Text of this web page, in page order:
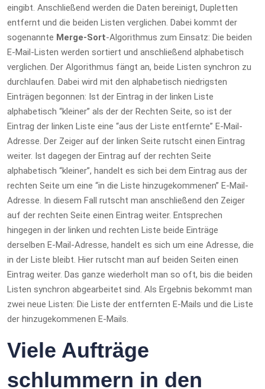
eingibt. Anschließend werden die Daten bereinigt, Dupletten
entfernt und die beiden Listen verglichen. Dabei kommt der
sogenannte Merge-Sort-Algorithmus zum Einsatz: Die beiden
E-Mail-Listen werden sortiert und anschließend alphabetisch
verglichen. Der Algorithmus fängt an, beide Listen synchron zu
durchlaufen. Dabei wird mit den alphabetisch niedrigsten
Einträgen begonnen: Ist der Eintrag in der linken Liste
alphabetisch “kleiner” als der der Rechten Seite, so ist der
Eintrag der linken Liste eine “aus der Liste entfernte” E-Mail-
Adresse. Der Zeiger auf der linken Seite rutscht einen Eintrag
weiter. Ist dagegen der Eintrag auf der rechten Seite
alphabetisch “kleiner”, handelt es sich bei dem Eintrag aus der
rechten Seite um eine “in die Liste hinzugekommenen” E-Mail-
Adresse. In diesem Fall rutscht man anschließend den Zeiger
auf der rechten Seite einen Eintrag weiter. Entsprechen
hingegen in der linken und rechten Liste beide Einträge
derselben E-Mail-Adresse, handelt es sich um eine Adresse, die
in der Liste bleibt. Hier rutscht man auf beiden Seiten einen
Eintrag weiter. Das ganze wiederholt man so oft, bis die beiden
Listen synchron abgearbeitet sind. Als Ergebnis bekommt man
zwei neue Listen: Die Liste der entfernten E-Mails und die Liste
der hinzugekommenen E-Mails.
Viele Aufträge
schlummern in den